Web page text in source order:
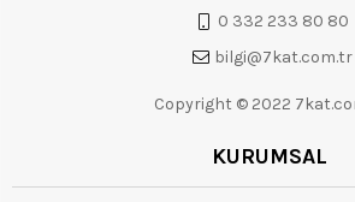
0 332 233 80 80
bilgi@7kat.com.tr
Copyright © 2022
KURUMSAL